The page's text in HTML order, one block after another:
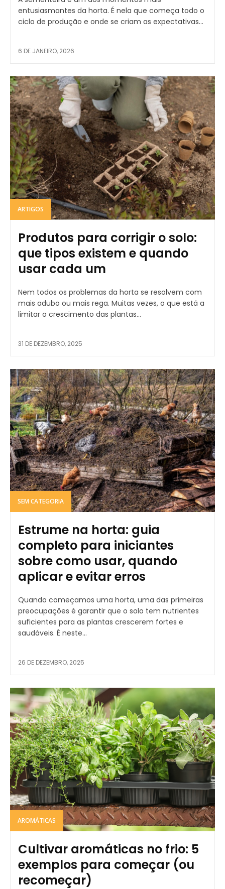
entusiasmantes da horta. É nela que começa todo o
ciclo de produção e onde se criam as expectativas...
6 DE JANEIRO, 2026
ARTIGOS
Produtos para corrigir o solo:
que tipos existem e quando
usar cada um
Nem todos os problemas da horta se resolvem com
mais adubo ou mais rega. Muitas vezes, o que está a
limitar o crescimento das plantas...
31 DE DEZEMBRO, 2025
SEM CATEGORIA
Estrume na horta: guia
completo para iniciantes
sobre como usar, quando
aplicar e evitar erros
Quando começamos uma horta, uma das primeiras
preocupações é garantir que o solo tem nutrientes
suficientes para as plantas crescerem fortes e
saudáveis. É neste...
26 DE DEZEMBRO, 2025
AROMÁTICAS
Cultivar aromáticas no frio: 5
exemplos para começar (ou
recomeçar)